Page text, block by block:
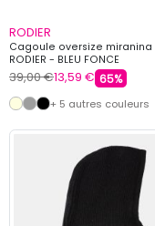
RODIER
Cagoule oversize miranina
RODIER - BLEU FONCE
39,00 €13,59 € 65%
+ 5 autres couleurs